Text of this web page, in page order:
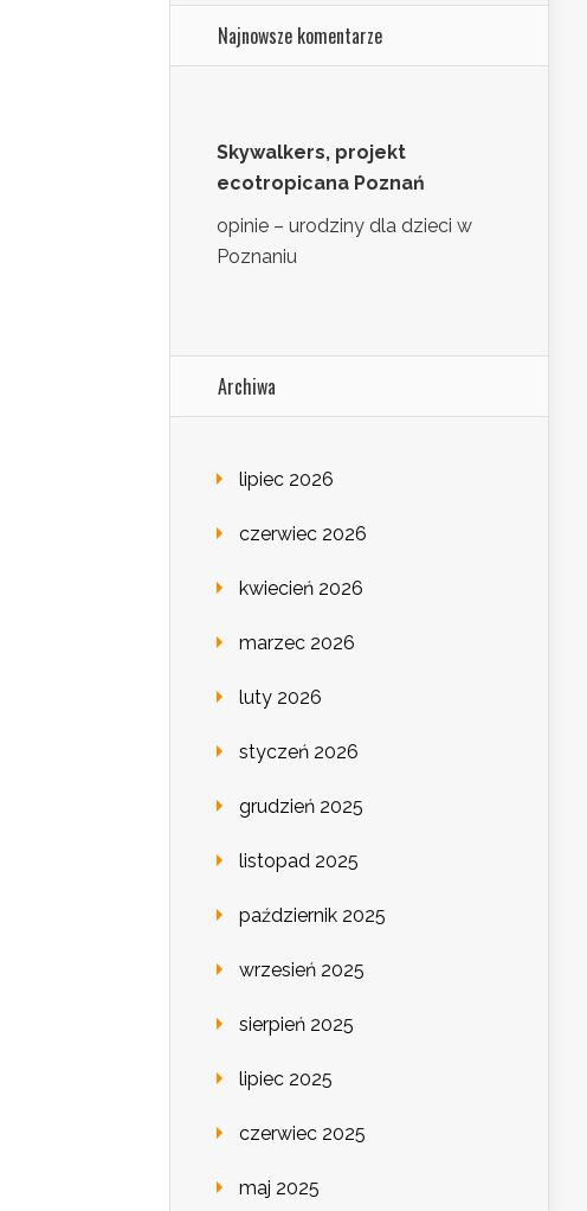
Najnowsze komentarze
Skywalkers, projekt
ecotropicana Poznań
opinie – urodziny dla dzieci w
Poznaniu
Archiwa
lipiec 2026
czerwiec 2026
kwiecień 2026
marzec 2026
luty 2026
styczeń 2026
grudzień 2025
listopad 2025
październik 2025
wrzesień 2025
sierpień 2025
lipiec 2025
czerwiec 2025
maj 2025